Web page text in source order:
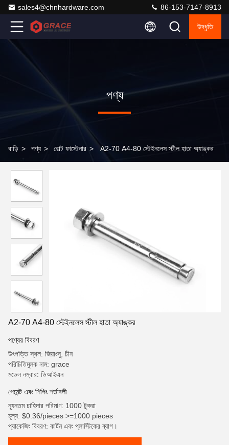
sales4@chnhardware.com 86-153-7147-8913
উদ্ধৃতি
পণ্য
বাড়ি > পণ্য > বোল্ট ফাস্টেনার > A2-70 A4-80 স্টেইনলেস স্টীল হাতা অ্যাঙ্কর
A2-70 A4-80 স্টেইনলেস স্টীল হাতা অ্যাঙ্কর
পণ্যের বিবরণ
উৎপত্তি স্থল: জিয়াংসু, চীন
পরিচিতিমুলক নাম: grace
মডেল নম্বার: ডিআইএন
পেমেন্ট এবং শিপিং শর্তাবলী
ন্যূনতম চাহিদার পরিমাণ: 1000 টুকরা
মূল্য: $0.36/pieces >=1000 pieces
প্যাকেজিং বিবরণ: কার্টন এবং প্লাস্টিকের ব্যাগ।